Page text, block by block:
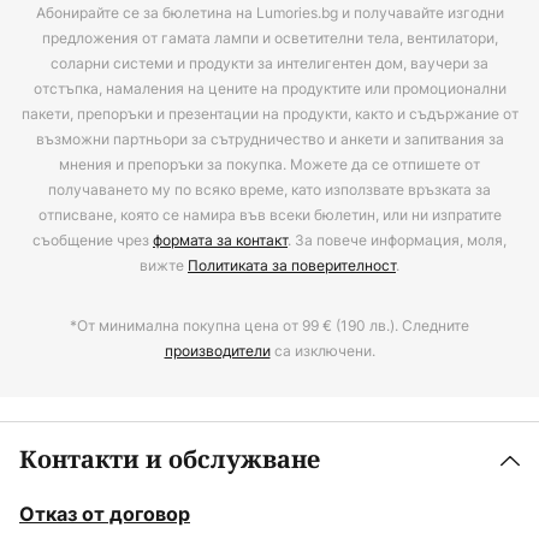
Абонирайте се за бюлетина на Lumories.bg и получавайте изгодни
предложения от гамата лампи и осветителни тела, вентилатори,
соларни системи и продукти за интелигентен дом, ваучери за
отстъпка, намаления на цените на продуктите или промоционални
пакети, препоръки и презентации на продукти, както и съдържание от
възможни партньори за сътрудничество и анкети и запитвания за
мнения и препоръки за покупка. Можете да се отпишете от
получаването му по всяко време, като използвате връзката за
отписване, която се намира във всеки бюлетин, или ни изпратите
съобщение чрезформата за контакт. За повече информация, моля,
вижте Политиката за поверителност.
*От минимална покупна цена от 99 € (190 лв.). Следните
производителиса изключени.
Контакти и обслужване
Отказ от договор